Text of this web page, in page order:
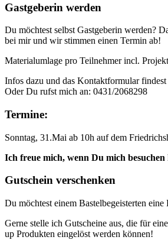
Gastgeberin werden
Du möchtest selbst Gastgeberin werden?
bei mir und wir stimmen einen Termin ab!
Materialumlage pro Teilnehmer incl.
Infos dazu und das Kontaktformular
Oder Du rufst mich an: 0431/2068298
Termine:
Sonntag, 31.Mai ab 10h auf dem
Ich freue mich, wenn Du mich besuchen
Gutschein verschenken
Du möchtest einem Bastelbegeisterten eine
Gerne stelle ich Gutscheine aus, die für
up Produkten eingelöst werden können!